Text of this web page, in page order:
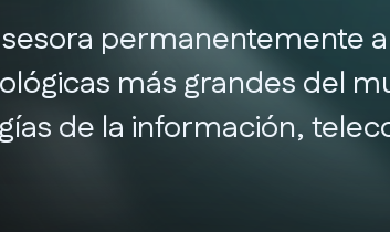
permanentemente
más grandes del
de la información,